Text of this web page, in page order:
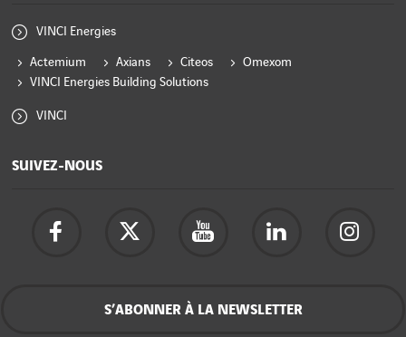
VINCI Energies
Actemium Axians Citeos
Omexom
VINCI Energies Building Solutions
VINCI
SUIVEZ-NOUS
S’ABONNER À LA NEWSLETTER